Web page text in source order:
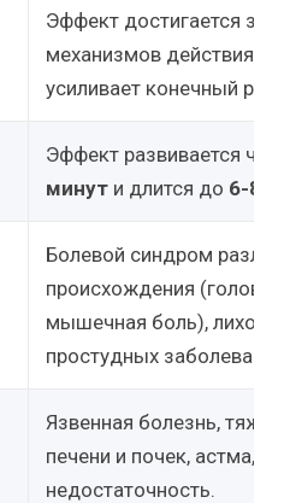
Эффект достигается за
механизмов действия
усиливает конечный
Эффект развивается
минут и длится до 6-8
Болевой синдром
происхождения
мышечная боль),
простудных
Язвенная болезнь,
печени и почек, астма,
недостаточность.